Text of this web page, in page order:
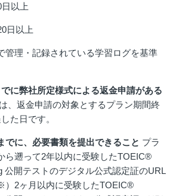
以上
日以上
管理・記録されている学習ログを基準
に弊社所定様式による返金申請がある
、返金申請の対象とするプラン期間終
た日です。
でに、必要書類を提出できること プラ
ら遡って2年以内に受験したTOEIC®
公開テストのデジタル公式認定証のURL
）2ヶ月以内に受験したTOEIC®